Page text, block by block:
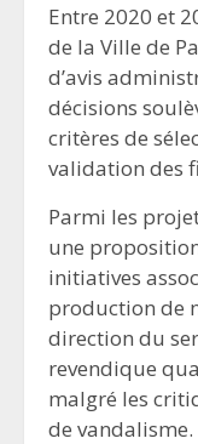
Entre 2020 et
de la Ville de
d’avis
décisions
critères de
validation des
Parmi les
une
initiatives
production de
direction du
revendique
malgré les
de vandalisme.